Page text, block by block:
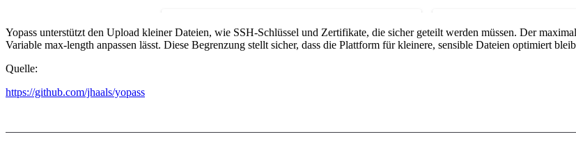
Yopass unterstützt den Upload kleiner Dateien, wie SSH-Schlüssel und Zertifikate, die sicher geteilt werden müssen. Der
Variable max-length anpassen lässt. Diese Begrenzung stellt sicher, dass die Plattform für kleinere, sensible Dateien optimiert
Quelle:
https://github.com/jhaals/yopass